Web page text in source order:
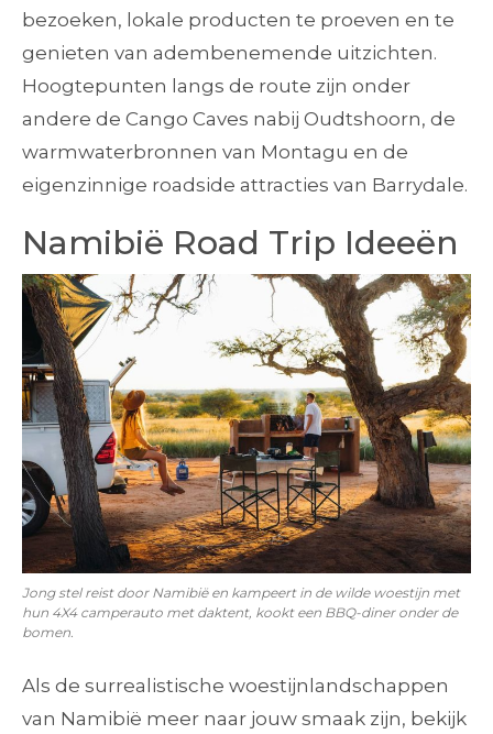
bezoeken, lokale producten te proeven en te
genieten van adembenemende uitzichten.
Hoogtepunten langs de route zijn onder
andere de Cango Caves nabij Oudtshoorn, de
warmwaterbronnen van Montagu en de
eigenzinnige roadside attracties van Barrydale.
Namibië Road Trip Ideeën
Jong stel reist door Namibië en kampeert in de wilde woestijn met
hun 4X4 camperauto met daktent, kookt een BBQ-diner onder de
bomen.
Als de surrealistische woestijnlandschappen
van Namibië meer naar jouw smaak zijn, bekijk